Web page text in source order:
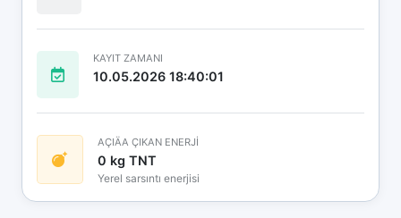
KAYIT ZAMANI
10.05.2026 18:40:01
AÇIÄA ÇIKAN ENERJİ
0 kg TNT
Yerel sarsıntı enerjisi